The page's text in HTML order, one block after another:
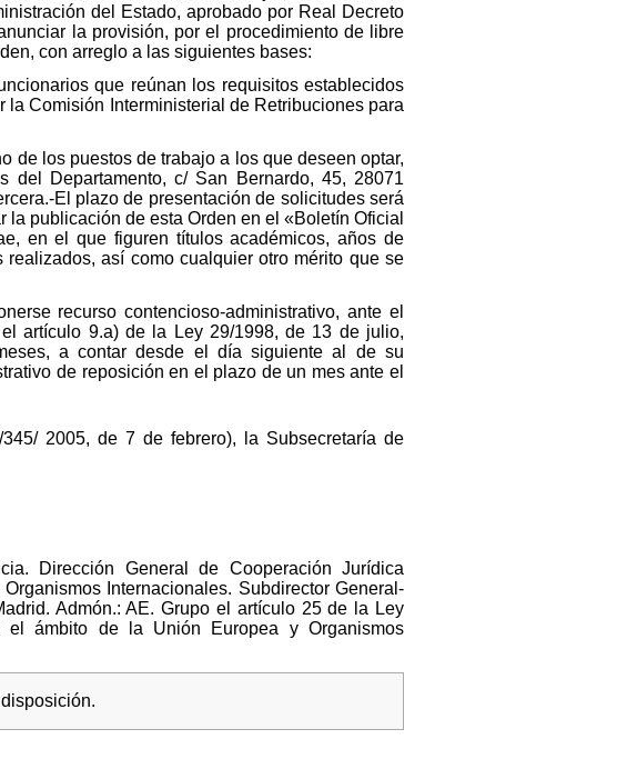
del Estado, aprobado por Real Decreto
la provisión, por el procedimiento de libre
con arreglo a las siguientes bases:
que reúnan los requisitos establecidos
Comisión Interministerial de Retribuciones para
de los puestos de trabajo a los que deseen optar,
del Departamento, c/ San Bernardo, 45, 28071
El plazo de presentación de solicitudes será
publicación de esta Orden en el «Boletín Oficial
en el que figuren títulos académicos, años de
así como cualquier otro mérito que se
recurso contencioso-administrativo, ante el
artículo 9.a) de la Ley 29/1998, de 13 de julio,
a contar desde el día siguiente al de su
de reposición en el plazo de un mes ante el
2005, de 7 de febrero), la Subsecretaría de
Dirección General de Cooperación Jurídica
Internacionales. Subdirector General-
Admón.: AE. Grupo el artículo 25 de la Ley
el ámbito de la Unión Europea y Organismos